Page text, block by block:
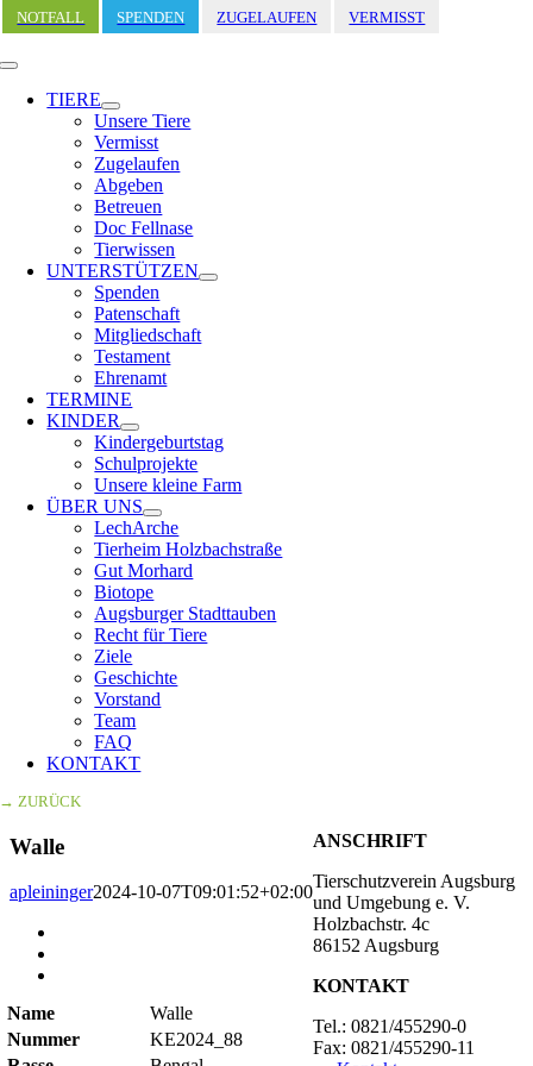
Zum
Inhalt
springen
NOTFALL SPENDEN ZUGELAUFEN VERMISST
Toggle
Navigation
TIERE
Unsere Tiere
Vermisst
Zugelaufen
Abgeben
Betreuen
Doc Fellnase
Tierwissen
UNTERSTÜTZEN
Spenden
Patenschaft
Mitgliedschaft
Testament
Ehrenamt
TERMINE
KINDER
Kindergeburtstag
Schulprojekte
Unsere kleine Farm
ÜBER UNS
LechArche
Tierheim Holzbachstraße
Gut Morhard
Biotope
Augsburger Stadttauben
Recht für Tiere
Ziele
Geschichte
Vorstand
Team
FAQ
KONTAKT
→ ZURÜCK
Walle
apleininger2024-10-07T09:01:52+02:00
Name
Walle
Nummer
KE2024_88
ANSCHRIFT
Tierschutzverein Augsburg
und Umgebung e. V.
Holzbachstr. 4c
86152 Augsburg
KONTAKT
Tel.: 0821/455290-0
Fax: 0821/455290-11